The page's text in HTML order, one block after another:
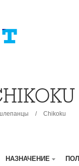
/ Сhikoku
НАЗНАЧЕНИЕ ПОЛ